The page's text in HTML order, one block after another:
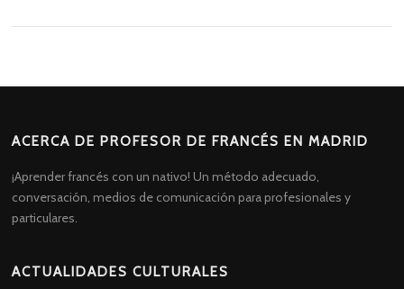
ACERCA DE PROFESOR DE FRANCÉS EN MADRID
¡Aprender francés con un nativo! Un método adecuado,
conversación, medios de comunicación para profesionales y
particulares.
ACTUALIDADES CULTURALES